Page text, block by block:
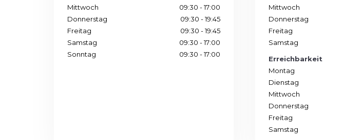
Mittwoch
09:30 - 17:00
Donnerstag
09:30 - 19:45
Freitag
09:30 - 19:45
Samstag
09:30 - 17:00
Sonntag
09:30 - 17:00
Mittwoch
Donnerstag
Freitag
Samstag
Erreichbarkeit
Montag
Dienstag
Mittwoch
Donnerstag
Freitag
Samstag